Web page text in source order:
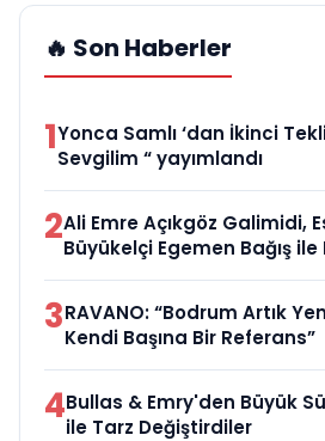
🔥 Son Haberler
1Yonca Samlı ‘dan İkinci
Sevgilim “ yayımlandı
2Ali Emre Açıkgöz Galimidi,
Büyükelçi Egemen Bağış
3RAVANO: “Bodrum Artık
Kendi Başına Bir Referans”
4Bullas & Emry'den Büyük
ile Tarz Değiştirdiler